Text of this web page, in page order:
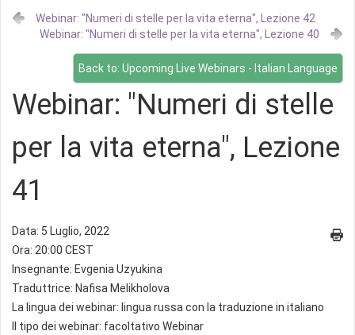
Webinar: "Numeri di stelle per la vita eterna", Lezione 42
Webinar: "Numeri di stelle per la vita eterna", Lezione 40
Back to: Upcoming Live Webinars - Italian Language
Webinar: "Numeri di stelle
per la vita eterna", Lezione
41
Data: 5 Luglio, 2022
Ora: 20:00 CEST
Insegnante: Evgenia Uzyukina
Traduttrice: Nafisa Melikholova
La lingua dei webinar: lingua russa con la traduzione in italiano
Il tipo dei webinar: facoltativo Webinar